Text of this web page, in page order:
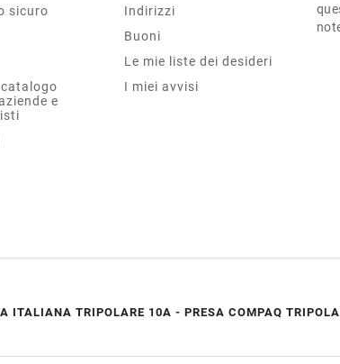
sicuro
e
Indirizzi
Buoni
Le mie liste dei desideri
I miei avvisi
ITALIANA TRIPOLARE 10A - PRESA COMPAQ